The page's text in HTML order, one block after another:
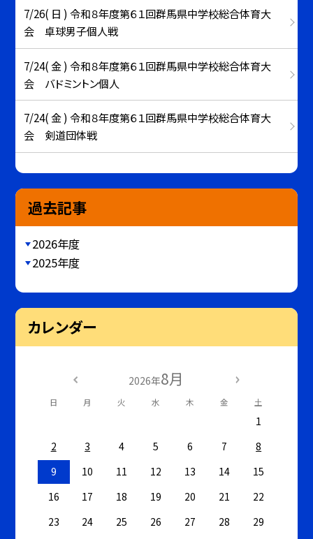
7/26( 日 ) 令和８年度第６１回群馬県中学校総合体育大
会 卓球男子個人戦
7/24( 金 ) 令和８年度第６１回群馬県中学校総合体育大
会 バドミントン個人
7/24( 金 ) 令和８年度第６１回群馬県中学校総合体育大
会 剣道団体戦
過去記事
2026年度
2025年度
カレンダー
2026年8月
日 月 火 水 木 金 土
1
2
3 4 5 6 7
8
9
10 11 12 13 14
15
16
17 18 19 20 21
22
23
24 25 26 27 28
29